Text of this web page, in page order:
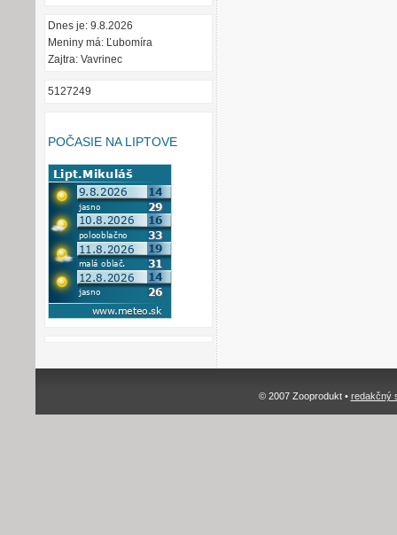
Dnes je: 9.8.2026
Meniny má: Ľubomíra
Zajtra: Vavrinec
5127249
POČASIE NA LIPTOVE
© 2007 Zooprodukt • redakčný